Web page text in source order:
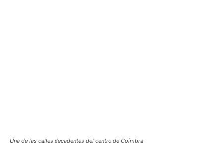
Una de las calles decadentes del centro de Coímbra